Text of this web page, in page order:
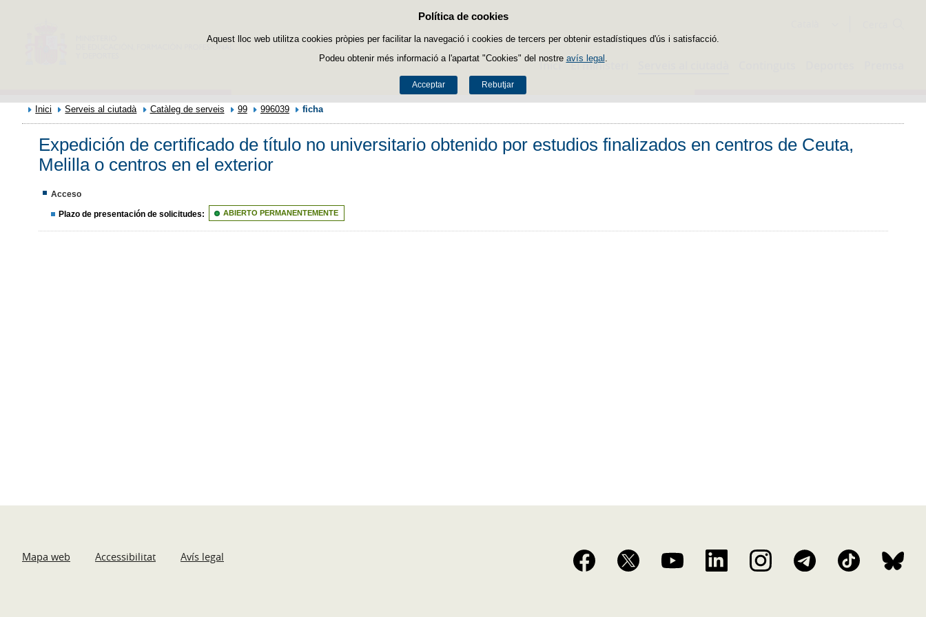
Política de cookies
Aquest lloc web utilitza cookies pròpies per facilitar la navegació i cookies de tercers per obtenir estadístiques d'ús i satisfacció.
Podeu obtenir més informació a l'apartat "Cookies" del nostre avís legal
Acceptar Rebutjar
Passar al contingut
Inici El ministeri
Inici Serveis al ciutadà Catàleg de serveis 99 996039 ficha
Expedición de certificado de título no universitario obtenido por estudios finalizados en centros de Ceuta,
Melilla o centros en el exterior
Acceso
Plazo de presentación de solicitudes: ABIERTO PERMANENTEMENTE
Mapa web Accessibilitat Avís legal